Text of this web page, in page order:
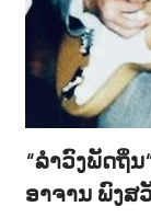
“ລຳວົງພັດຖິ່
ອາຈານ ພົງສ